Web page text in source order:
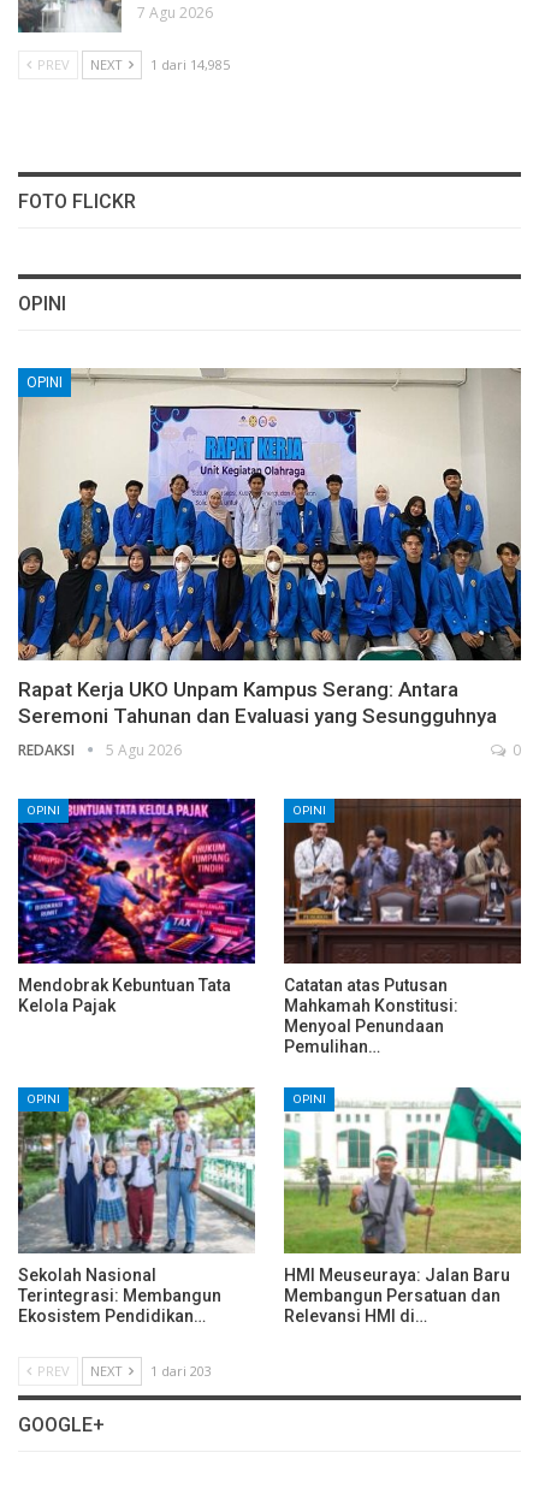
7 Agu 2026
PREV NEXT 1 dari 14,985
FOTO FLICKR
OPINI
OPINI
Rapat Kerja UKO Unpam Kampus Serang: Antara
Seremoni Tahunan dan Evaluasi yang Sesungguhnya
REDAKSI 5 Agu 2026 0
OPINI
Mendobrak Kebuntuan Tata
Kelola Pajak
OPINI
Catatan atas Putusan
Mahkamah Konstitusi:
Menyoal Penundaan
Pemulihan…
OPINI
Sekolah Nasional
Terintegrasi: Membangun
Ekosistem Pendidikan…
OPINI
HMI Meuseuraya: Jalan Baru
Membangun Persatuan dan
Relevansi HMI di…
PREV NEXT 1 dari 203
GOOGLE+